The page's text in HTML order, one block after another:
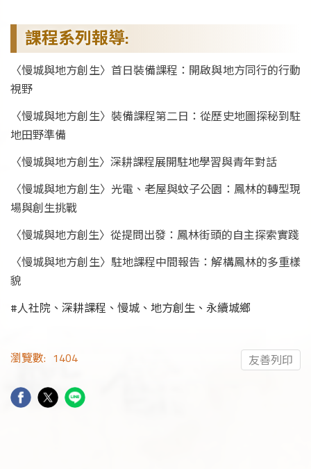
課程系列報導:
〈慢城與地方創生〉首日裝備課程：開啟與地方同行的行動
視野
〈慢城與地方創生〉裝備課程第二日：從歷史地圖探秘到駐
地田野準備
〈慢城與地方創生〉深耕課程展開駐地學習與青年對話
〈慢城與地方創生〉光電、老屋與蚊子公園：鳳林的轉型現
場與創生挑戰
〈慢城與地方創生〉從提問出發：鳳林街頭的自主探索實踐
〈慢城與地方創生〉駐地課程中間報告：解構鳳林的多重樣
貌
#人社院、深耕課程、慢城、地方創生、永續城鄉
瀏覽數: 1404 友善列印